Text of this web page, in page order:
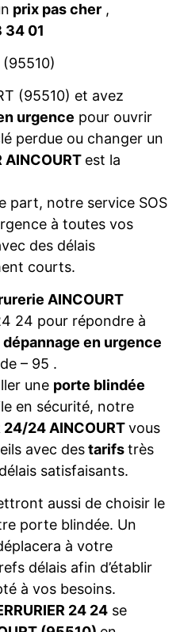
prix pas cher ,
34 01
(95510) et avez
urgence pour ouvrir
perdue ou changer un
AINCOURT est la
part, notre service SOS
à toutes vos
des délais
courts.
AINCOURT
24 pour répondre à
dépannage en urgence
– 95 .
une porte blindée
en sécurité, notre
24/24 AINCOURTvous
avec destarifstrès
satisfaisants.
aussi de choisir le
porte blindée. Un
à votre
délais afin d’établir
à vos besoins.
24 24 se